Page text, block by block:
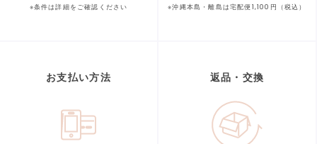
※条件は詳細をご確認ください ※沖縄本島・離島は宅配便1,100円（税込）
お支払い方法 返品・交換